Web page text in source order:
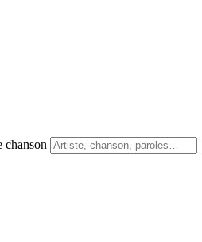
chanson